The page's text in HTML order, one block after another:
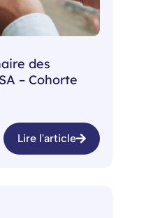
des
– Cohorte
Lire l'article